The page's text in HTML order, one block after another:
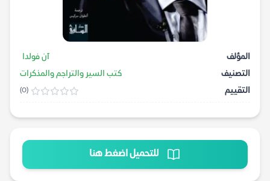
المؤلف
آن فولدا
التصنيف
كتب السير والتراجم والمذكرات
التقييم
(0)
للتحميل اضغط هنا